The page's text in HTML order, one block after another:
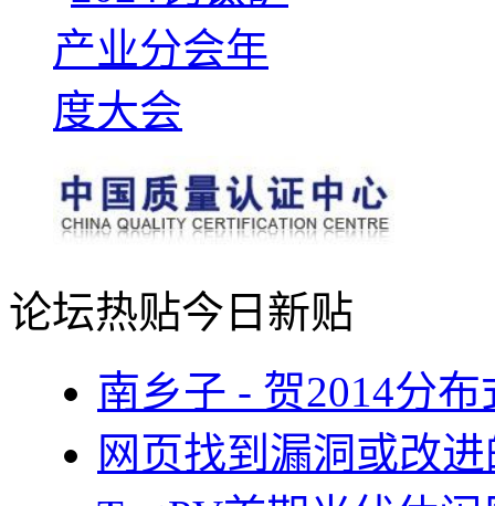
论坛热贴今日新贴
南乡子 - 贺2014分
网页找到漏洞或改